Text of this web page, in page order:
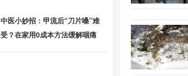
中医小妙招：甲流后“刀片嗓”难
受？在家用0成本方法缓解咽痛